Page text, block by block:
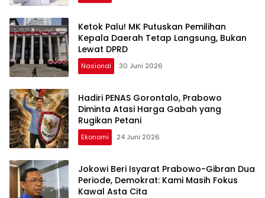
Ketok Palu! MK Putuskan Pemilihan
Kepala Daerah Tetap Langsung, Bukan
Lewat DPRD
Nasional 30 Juni 2026
Hadiri PENAS Gorontalo, Prabowo
Diminta Atasi Harga Gabah yang
Rugikan Petani
Ekonomi 24 Juni 2026
Jokowi Beri Isyarat Prabowo-Gibran Dua
Periode, Demokrat: Kami Masih Fokus
Kawal Asta Cita